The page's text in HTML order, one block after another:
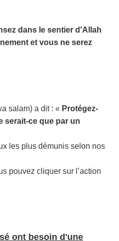
dans le sentier d'Allah
et vous ne serez
salam) a dit : « Protégez-
serait-ce que par un
les plus démunis selon nos
pouvez cliquer sur l’action
ont besoin d'une